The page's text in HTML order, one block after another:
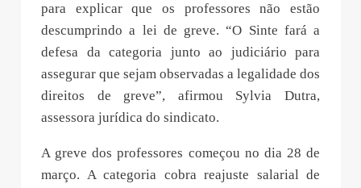
para explicar que os professores não estão
descumprindo a lei de greve. “O Sinte fará a
defesa da categoria junto ao judiciário para
assegurar que sejam observadas a legalidade dos
direitos de greve”, afirmou Sylvia Dutra,
assessora jurídica do sindicato.
A greve dos professores começou no dia 28 de
março. A categoria cobra reajuste salarial de